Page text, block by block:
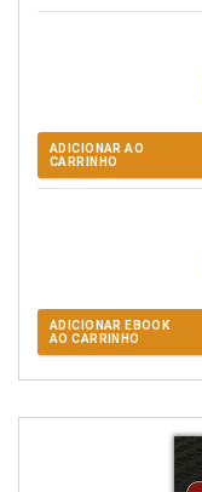
ADICIONAR AO
CARRINHO
ADICIONAR EBOOK
AO CARRINHO